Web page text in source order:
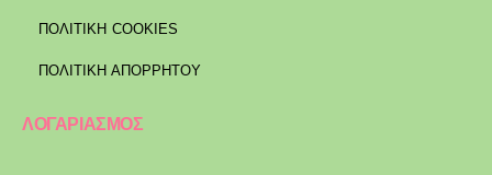
ΠΟΛΙΤΙΚΉ COOKIES
ΠΟΛΙΤΙΚΉ ΑΠΟΡΡΉΤΟΥ
ΛΟΓΑΡΙΑΣΜΟΣ